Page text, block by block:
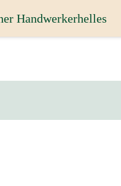
Handwerkerhelles